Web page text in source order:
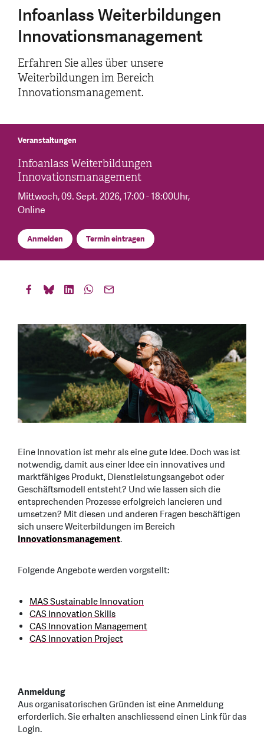
Infoanlass Weiterbildungen
Innovationsmanagement
Erfahren Sie alles über unsere
Weiterbildungen im Bereich
Innovationsmanagement.
Veranstaltungen
Infoanlass Weiterbildungen
Innovationsmanagement
Mittwoch, 09. Sept. 2026, 17:00 - 18:00Uhr,
Online
Anmelden Termin eintragen
Eine Innovation ist mehr als eine gute Idee. Doch was ist
notwendig, damit aus einer Idee ein innovatives und
marktfähiges Produkt, Dienstleistungsangebot oder
Geschäftsmodell entsteht? Und wie lassen sich die
entsprechenden Prozesse erfolgreich lancieren und
umsetzen? Mit diesen und anderen Fragen beschäftigen
sich unsere Weiterbildungen im Bereich
Innovationsmanagement.
Folgende Angebote werden vorgstellt:
MAS Sustainable Innovation
CAS Innovation Skills
CAS Innovation Management
CAS Innovation Project
Anmeldung
Aus organisatorischen Gründen ist eine Anmeldung
erforderlich. Sie erhalten anschliessend einen Link für das
Login.